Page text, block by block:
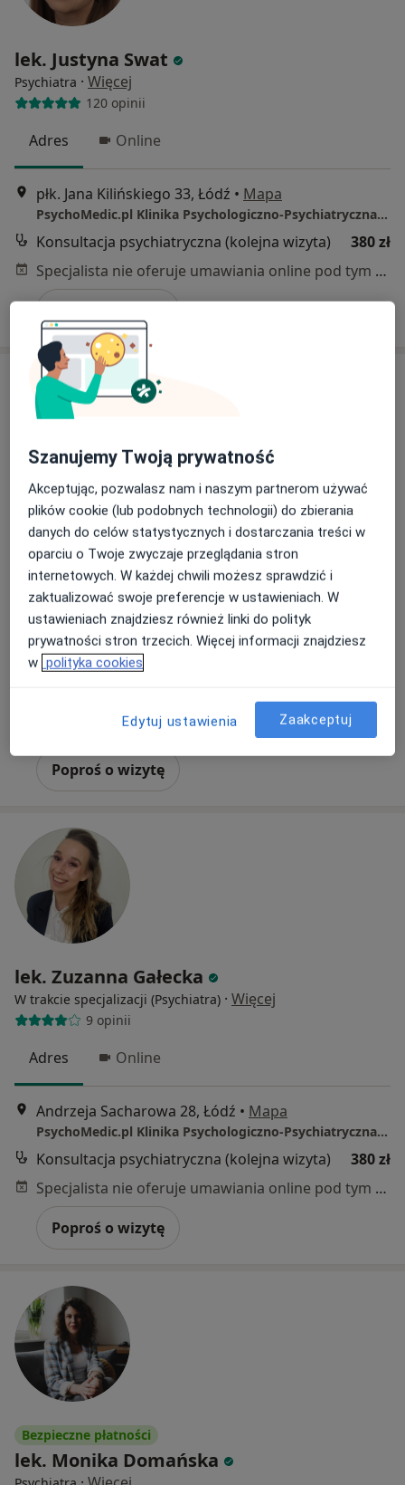
lek. Justyna Swat
Psychiatra · Więcej
120 opinii
Adres Online
płk. Jana Kilińskiego 33, Łódź • Mapa
PsychoMedic.pl Klinika Psychologiczno-Psychiatryczna Łódź (ul. Kilińskiego 33, Śródmieście)
Konsultacja psychiatryczna (kolejna wizyta)
380 zł
Specjalista nie oferuje umawiania online pod tym adresem.
dr Ewa Czechowicz
Lekarz rehabilitacji medycznej·Więcej
100 opinii
Adres 1 Adres 2 Adres 3 Online 1
płk. Jana Kilińskiego 33, Łódź • Mapa
Konsultacja psychiatryczna (kolejna wizyta)
400 zł
Poproś o wizytę
lek. Zuzanna Gałecka
W trakcie specjalizacji (Psychiatra) · Więcej
9 opinii
Adres Online
Andrzeja Sacharowa 28, Łódź • Mapa
PsychoMedic.pl Klinika Psychologiczno-Psychiatryczna Łódź ul. Sacharowa 28 (Górna, Chojny)
Konsultacja psychiatryczna (kolejna wizyta)
380 zł
Specjalista nie oferuje umawiania online pod tym adresem.
Poproś o wizytę
Bezpieczne płatności
lek. Monika Domańska
Szanujemy Twoją prywatność
Akceptując, pozwalasz nam i naszym partnerom używać
plików cookie (lub podobnych technologii) do zbierania
danych do celów statystycznych i dostarczania treści w
oparciu o Twoje zwyczaje przeglądania stron
internetowych. W każdej chwili możesz sprawdzić i
zaktualizować swoje preferencje w ustawieniach. W
ustawieniach znajdziesz również linki do polityk
prywatności stron trzecich. Więcej informacji znajdziesz
w polityka cookies
Edytuj ustawienia Zaakceptuj